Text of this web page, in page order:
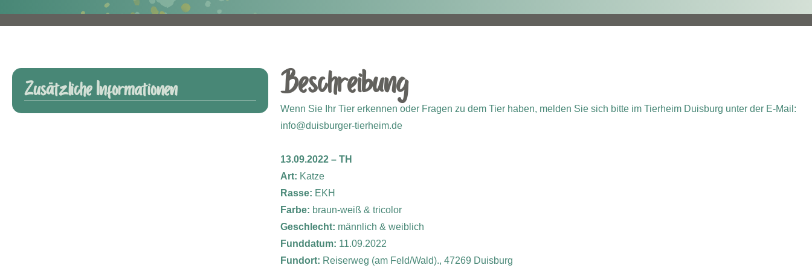
Zusätzliche Informationen Beschreibung
Wenn Sie Ihr Tier erkennen oder Fragen zu dem Tier haben, melden Sie sich bitte im Tierheim Duisburg unter der E-Mail:
info@duisburger-tierheim.de
13.09.2022 – TH
Art: Katze
Rasse: EKH
Farbe: braun-weiß & tricolor
Geschlecht: männlich & weiblich
Funddatum: 11.09.2022
Fundort: Reiserweg (am Feld/Wald)., 47269 Duisburg